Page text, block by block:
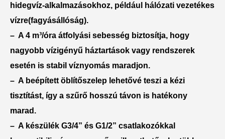
hidegvíz-alkalmazásokhoz, például hálózati vezetékes
vízre(fagyásállóság).
– A 4 m³/óra átfolyási sebesség biztosítja, hogy
nagyobb vízigényű háztartások vagy rendszerek
esetén is stabil víznyomás maradjon.
– A beépített öblítőszelep lehetővé teszi a kézi
tisztítást, így a szűrő hosszú távon is hatékony
marad.
– A készülék G3/4” és G1/2” csatlakozókkal